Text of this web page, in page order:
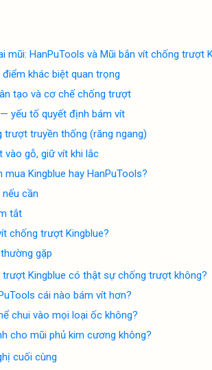
mũi: HanPuTools và Mũi bắn vít chống trượt
khác biệt quan trọng
tạo và cơ chế chống trượt
yếu tố quyết định bám vít
trượt truyền thống (răng ngang)
vào gỗ, giữ vít khi lắc
mua Kingblue hay HanPuTools?
cần
tắt
chống trượt Kingblue?
gặp
trượt Kingblue có thật sự chống trượt không?
cái nào bám vít hơn?
chui vào mọi loại ốc không?
cho mũi phủ kim cương không?
cuối cùng